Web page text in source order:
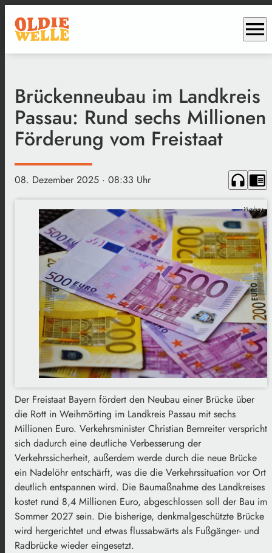
menu
Brückenneubau im Landkreis
Passau: Rund sechs Millionen
Förderung vom Freistaat
08. Dezember 2025 · 08:33 Uhr headphones chrome_reader_mode
Pixabay
Der Freistaat Bayern fördert den Neubau einer Brücke über
die Rott in Weihmörting im Landkreis Passau mit sechs
Millionen Euro. Verkehrsminister Christian Bernreiter verspricht
sich dadurch eine deutliche Verbesserung der
Verkehrssicherheit, außerdem werde durch die neue Brücke
ein Nadelöhr entschärft, was die die Verkehrssituation vor Ort
deutlich entspannen wird. Die Baumaßnahme des Landkreises
kostet rund 8,4 Millionen Euro, abgeschlossen soll der Bau im
Sommer 2027 sein. Die bisherige, denkmalgeschützte Brücke
wird hergerichtet und etwas flussabwärts als Fußgänger- und
Radbrücke wieder eingesetzt.